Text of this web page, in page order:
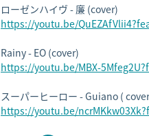
https://youtu.be/
https://youtu.be/MBX-
https://youtu.be/